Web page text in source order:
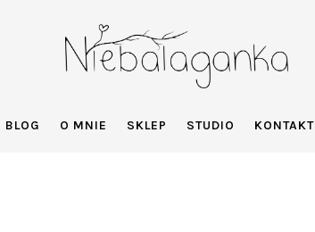
BLOG O MNIE SKLEP STUDIO KONTAKT